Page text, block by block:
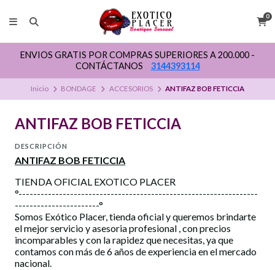
0
ENVIOS GRATIS POR COMPRAS SUPERIORES A 200.000 -
CONTÁCTANOS
3144393114
Inicio BONDAGE ACCESORIOS ANTIFAZ BOB FETICCIA
ANTIFAZ BOB FETICCIA
DESCRIPCIÓN
ANTIFAZ BOB FETICCIA
TIENDA OFICIAL EXOTICO PLACER
°-----------------------------------------------------------------
-----------------------°
Somos Exótico Placer, tienda oficial y queremos brindarte
el mejor servicio y asesoria profesional , con precios
incomparables y con la rapidez que necesitas, ya que
contamos con más de 6 años de experiencia en el mercado
nacional.